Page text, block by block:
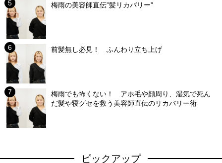
梅雨の美容師直伝”髪リカバリー”
前髪無し必見！ ふんわり立ち上げ
梅雨でも怖くない！ アホ毛や顔周り、湿気で死ん
だ髪や寝グセを救う美容師直伝のリカバリー術
ピックアップ